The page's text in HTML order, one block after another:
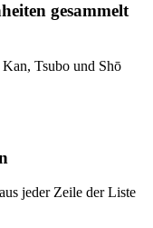
gesammelt
Tsubo und Shō
jeder Zeile der Liste